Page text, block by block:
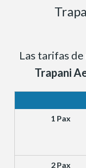
Las tarifas
Trapani